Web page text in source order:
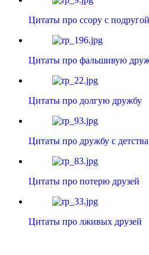
Цитаты про ссору с подругой
Цитаты про фальшивую
Цитаты про долгую дружбу
Цитаты про дружбу с детства
Цитаты про потерю друзей
Цитаты про лживых друзей